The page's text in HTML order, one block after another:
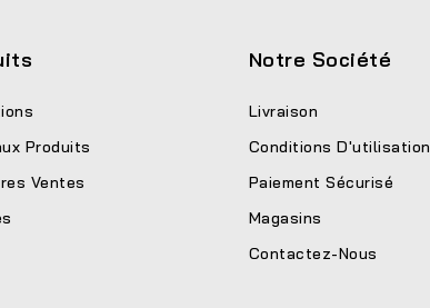
Produits
Ventes
Notre Société
Livraison
Conditions D'utilisation
Paiement Sécurisé
Magasins
Contactez-Nous